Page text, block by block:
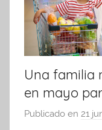
Una familia
en mayo
Publicado en 21